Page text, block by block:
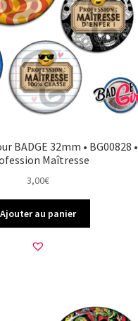
BADGE 32mm • BG00828 •
Maîtresse
3,00€
Ajouter au panier